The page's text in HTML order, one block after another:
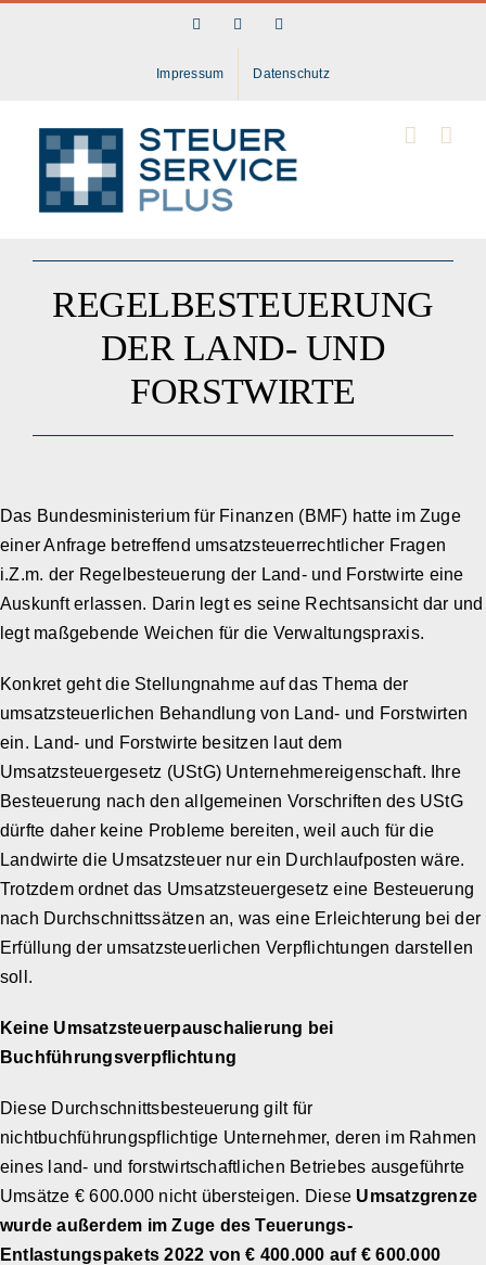
FacebookLinkedIn
Impressum Datenschutz
REGELBESTEUERUNG
DER LAND- UND
FORSTWIRTE
Das Bundesministerium für Finanzen (BMF) hatte im Zuge
einer Anfrage betreffend umsatzsteuerrechtlicher Fragen
i.Z.m. der Regelbesteuerung der Land- und Forstwirte eine
Auskunft erlassen. Darin legt es seine Rechtsansicht dar und
legt maßgebende Weichen für die Verwaltungspraxis.
Konkret geht die Stellungnahme auf das Thema der
umsatzsteuerlichen Behandlung von Land- und Forstwirten
ein. Land- und Forstwirte besitzen laut dem
Umsatzsteuergesetz (UStG) Unternehmereigenschaft. Ihre
Besteuerung nach den allgemeinen Vorschriften des UStG
dürfte daher keine Probleme bereiten, weil auch für die
Landwirte die Umsatzsteuer nur ein Durchlaufposten wäre.
Trotzdem ordnet das Umsatzsteuergesetz eine Besteuerung
nach Durchschnittssätzen an, was eine Erleichterung bei der
Erfüllung der umsatzsteuerlichen Verpflichtungen darstellen
soll.
Keine Umsatzsteuerpauschalierung bei
Buchführungsverpflichtung
Diese Durchschnittsbesteuerung gilt für
nichtbuchführungspflichtige Unternehmer, deren im Rahmen
eines land- und forstwirtschaftlichen Betriebes ausgeführte
Umsätze € 600.000 nicht übersteigen. Diese Umsatzgrenze
wurde außerdem im Zuge des Teuerungs-
Entlastungspakets 2022 von € 400.000 auf € 600.000